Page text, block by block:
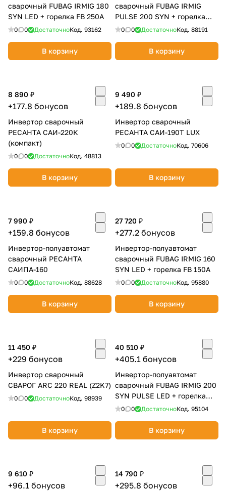
сварочный FUBAG IRMIG 180
SYN LED + горелка FB 250A
0 0 ДостаточноКод. 93162
В корзину
сварочный FUBAG IRMIG
PULSE 200 SYN + горелка
250A
0 0 ДостаточноКод. 88191
В корзину
8 890 ₽
+177.8 бонусов
Инвертор сварочный
РЕСАНТА САИ-220К
(компакт)
0 0 ДостаточноКод. 48813
В корзину
9 490 ₽
+189.8 бонусов
Инвертор сварочный
РЕСАНТА САИ-190Т LUX
0 0 ДостаточноКод. 70606
В корзину
7 990 ₽
+159.8 бонусов
Инвертор-полуавтомат
сварочный РЕСАНТА
САИПА-160
0 0 ДостаточноКод. 88628
В корзину
27 720 ₽
+277.2 бонусов
Инвертор-полуавтомат
сварочный FUBAG IRMIG 160
SYN LED + горелка FB 150A
0 0 ДостаточноКод. 95880
В корзину
11 450 ₽
+229 бонусов
Инвертор сварочный
СВАРОГ ARC 220 REAL (Z2K7)
0 0 ДостаточноКод. 98939
В корзину
40 510 ₽
+405.1 бонусов
Инвертор-полуавтомат
сварочный FUBAG IRMIG 200
SYN PULSE LED + горелка
250A
0 0 ДостаточноКод. 95104
В корзину
9 610 ₽
+96.1 бонусов
14 790 ₽
+295.8 бонусов